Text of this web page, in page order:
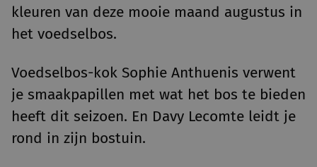
kleuren van deze mooie maand augustus in
het voedselbos.
Voedselbos-kok Sophie Anthuenis verwent
je smaakpapillen met wat het bos te bieden
heeft dit seizoen. En Davy Lecomte leidt je
rond in zijn bostuin.